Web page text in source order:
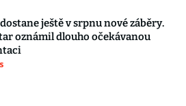
ještě v srpnu nové záběry.
oznámil dlouho očekávanou